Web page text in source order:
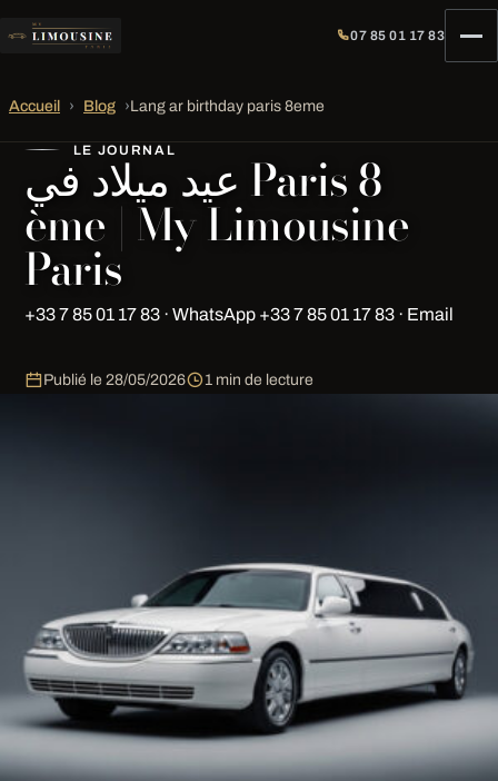
07 85 01 17 83
Accueil › Blog ›Lang ar birthday paris 8eme
LE JOURNAL
عيد ميلاد في Paris 8
ème | My Limousine
Paris
+33 7 85 01 17 83 · WhatsApp +33 7 85 01 17 83 · Email
Publié le 28/05/2026 1 min de lecture